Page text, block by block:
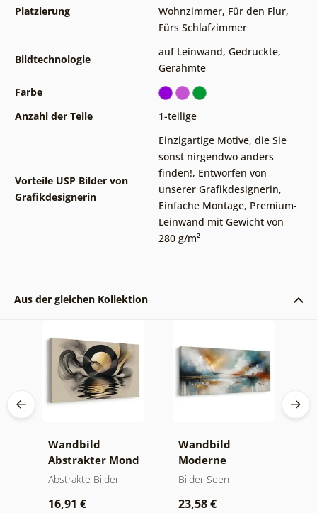
Platzierung
Wohnzimmer, Für den Flur,
Fürs Schlafzimmer
Bildtechnologie
auf Leinwand, Gedruckte,
Gerahmte
Farbe
Anzahl der Teile
1-teilige
Vorteile USP Bilder von
Grafikdesignerin
Einzigartige Motive, die Sie
sonst nirgendwo anders
finden!, Entworfen von
unserer Grafikdesignerin,
Einfache Montage, Premium-
Leinwand mit Gewicht von
280 g/m²
Aus der gleichen Kollektion
Wandbild
Abstrakter Mond
am Wasser
Abstrakte Bilder
16,91 €
Wandbild
Moderne
Abstraktion mit
Bilder Seen
23,58 €